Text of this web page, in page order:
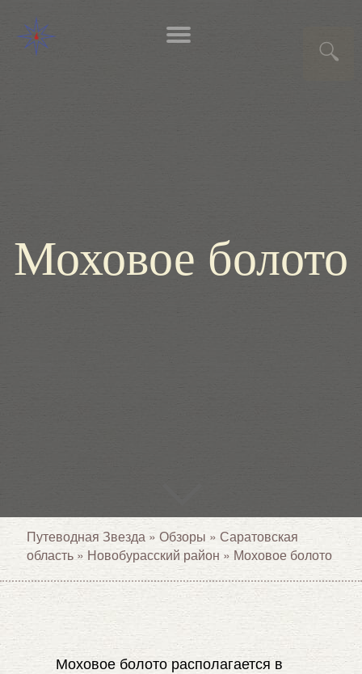
Моховое болото
Путеводная Звезда » Обзоры » Саратовская
область » Новобурасский район » Моховое болото
Моховое болото располагается в